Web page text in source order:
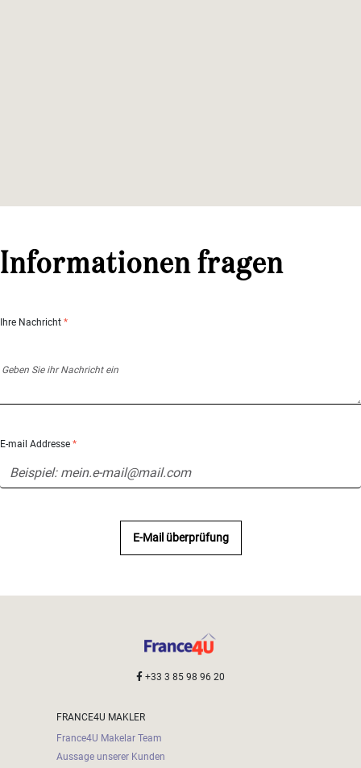
Informationen fragen
Ihre Nachricht *
E-mail Addresse *
E-Mail überprüfung
+33 3 85 98 96 20
FRANCE4U MAKLER
France4U Makelar Team
Aussage unserer Kunden